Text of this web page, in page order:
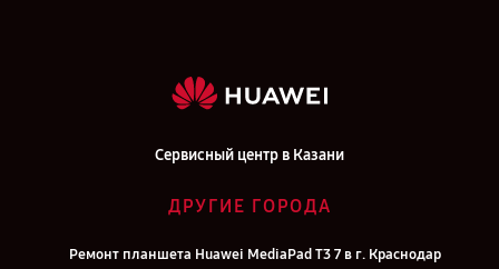
Сервисный центр в Казани
ДРУГИЕ ГОРОДА
Ремонт планшета Huawei MediaPad T3 7 в г. Краснодар